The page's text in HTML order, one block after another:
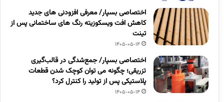
اختصاصی بسپار/ معرفی افزودنی های جدید
کاهش افت ویسکوزیته رنگ های ساختمانی پس از
تینت
1405-05-14
اختصاصی بسپار/ جمع‌شدگی در قالب‌گیری
تزریقی؛ چگونه می توان کوچک شدن قطعات
پلاستیکی پس از تولید را کنترل کرد؟
1405-05-14